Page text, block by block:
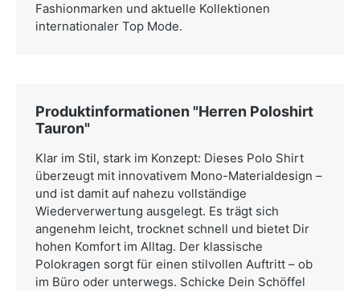
Fashionmarken und aktuelle Kollektionen
internationaler Top Mode.
Produktinformationen "Herren Poloshirt
Tauron"
Klar im Stil, stark im Konzept: Dieses Polo Shirt
überzeugt mit innovativem Mono-Materialdesign –
und ist damit auf nahezu vollständige
Wiederverwertung ausgelegt. Es trägt sich
angenehm leicht, trocknet schnell und bietet Dir
hohen Komfort im Alltag. Der klassische
Polokragen sorgt für einen stilvollen Auftritt – ob
im Büro oder unterwegs. Schicke Dein Schöffel